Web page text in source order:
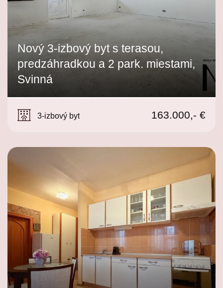
Nový 3-izbový byt s terasou,
predzáhradkou a 2 park. miestami,
Svinná
3-izbový byt
163.000,- €